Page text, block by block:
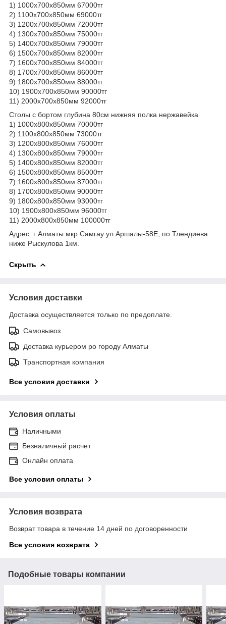
1) 1000х700х850мм 67000тг
2) 1100х700х850мм 69000тг
3) 1200х700х850мм 72000тг
4) 1300х700х850мм 75000тг
5) 1400х700х850мм 79000тг
6) 1500х700х850мм 82000тг
7) 1600х700х850мм 84000тг
8) 1700х700х850мм 86000тг
9) 1800х700х850мм 88000тг
10) 1900х700х850мм 90000тг
11) 2000х700х850мм 92000тг
Столы с бортом глубина 80см нижняя полка нержавейка
1) 1000х800х850мм 70000тг
2) 1100х800х850мм 73000тг
3) 1200х800х850мм 76000тг
4) 1300х800х850мм 79000тг
5) 1400х800х850мм 82000тг
6) 1500х800х850мм 85000тг
7) 1600х800х850мм 87000тг
8) 1700х800х850мм 90000тг
9) 1800х800х850мм 93000тг
10) 1900х800х850мм 96000тг
11) 2000х800х850мм 100000тг
Адрес: г Алматы мкр Самгау ул Аршалы-58Е, по Тлендиева
ниже Рыскулова 1км.
Скрыть
Условия доставки
Доставка осуществляется только по предоплате.
Самовывоз
Доставка курьером ро городу Алматы
Транспортная компания
Все условия доставки
Условия оплаты
Наличными
Безналичный расчет
Онлайн оплата
Все условия оплаты
Условия возврата
Возврат товара в течение 14 дней по договоренности
Все условия возврата
Подобные товары компании